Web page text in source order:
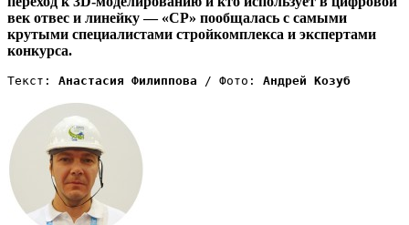
век отвес и линейку — «СР» пообщалась с самыми
крутыми специалистами стройкомплекса и экспертами
конкурса.
Текст: Анастасия Филиппова / Фото: